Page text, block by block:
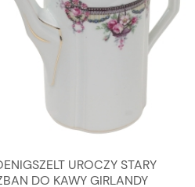
UROCZY STARY
DO KAWY GIRLANDY